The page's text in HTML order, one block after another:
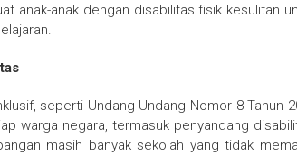
anak-anak dengan disabilitas fisik kesulitan
seperti Undang-Undang Nomor 8 Tahun
warga negara, termasuk penyandang
masih banyak sekolah yang tidak